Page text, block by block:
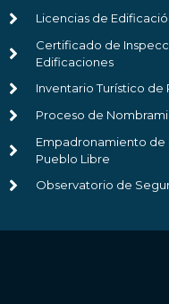
Licencias de
Certificado de
Edificaciones
Inventario Turístico de
Proceso de
Empadronamiento de
Pueblo Libre
Observatorio de